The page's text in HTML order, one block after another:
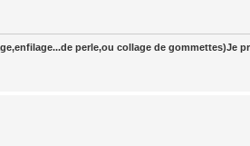
perle,ou collage de gommettes)Je